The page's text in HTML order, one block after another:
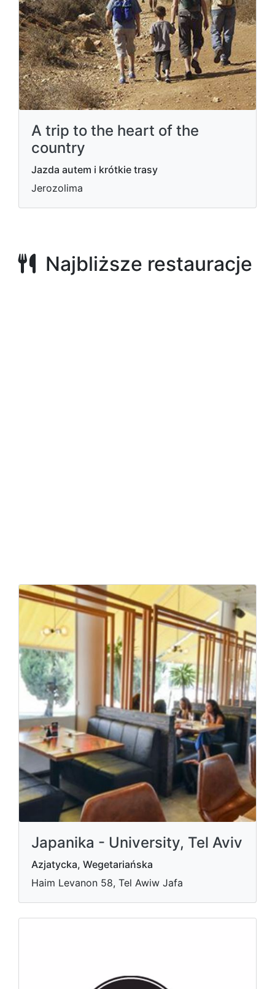
A trip to the heart of the
country
Jazda autem i krótkie trasy
Jerozolima
Najbliższe restauracje
Japanika - University, Tel Aviv
Azjatycka, Wegetariańska
Haim Levanon 58, Tel Awiw Jafa